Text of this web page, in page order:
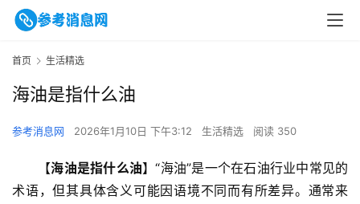
首页 生活精选
海油是指什么油
参考消息网 2026年1月10日 下午3:12 生活精选 阅读 350
【海油是指什么油】“海油”是一个在石油行业中常见的
术语，但其具体含义可能因语境不同而有所差异。通常来